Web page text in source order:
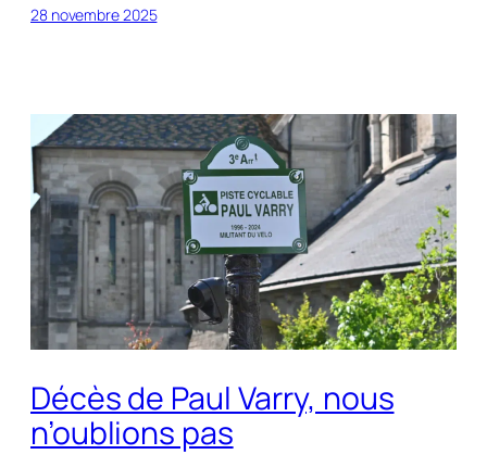
28 novembre 2025
Décès de Paul Varry, nous
n’oublions pas